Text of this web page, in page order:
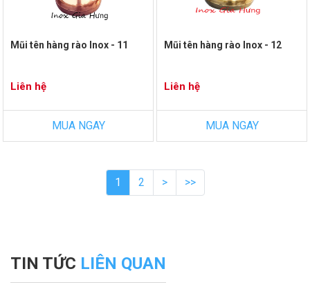
Mũi tên hàng rào Inox - 11
Liên hệ
MUA NGAY
Mũi tên hàng rào Inox - 12
Liên hệ
MUA NGAY
1 2 > >>
TIN TỨC LIÊN QUAN